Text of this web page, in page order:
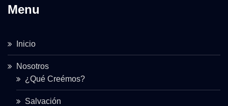
Menu
Inicio
Nosotros
¿Qué Creémos?
Salvación